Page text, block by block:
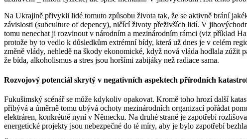
Na Ukrajině přivykli lidé tomuto způsobu života tak, že se aktivně brání
závislosti (subculture of depency), ničící životy přeživších lidí. V
tomu nenechat ji rozvinout v národním a mezinárodním rámci (viz příklad
protože by to vedlo k důsledkům extrémní bídy, která už dnes je v celém
změně vlády, nehledě na škody ekonomické, když nová vláda hodlala
že bída, alkoholismus a stres jsou horšími zabijáky než radiace sama.
Rozvojový potenciál skrytý v negativních aspektech přírodních
Fukušimský scénář se může kdykoliv opakovat. Kromě toho hrozí další
přibývá a úměrně tomu ubývá ochoty mezinárodních organizací pořádat
elektráren, konkrétně nyní v Německu. Na druhé straně je zapotřebí
energetické projekty jsou nebezpečné do té míry, aby je bylo zapotřebí